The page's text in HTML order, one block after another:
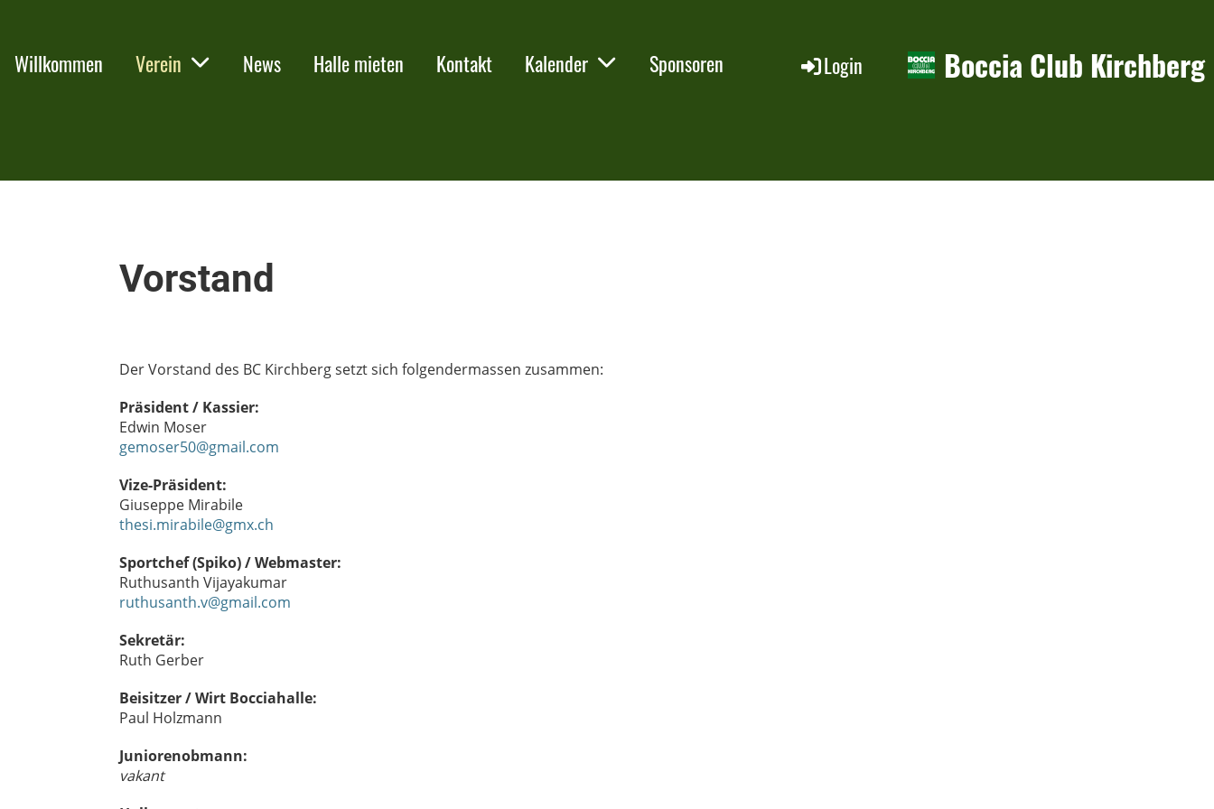
Willkommen Verein News Halle mieten Kontakt Kalender Sponsoren Login Boccia Club Kirchberg
Vorstand
Der Vorstand des BC Kirchberg setzt sich folgendermassen zusammen:
Präsident / Kassier:
Edwin Moser
gemoser50@gmail.com
Vize-Präsident:
Giuseppe Mirabile
thesi.mirabile@gmx.ch
Sportchef (Spiko) / Webmaster:
Ruthusanth Vijayakumar
ruthusanth.v@gmail.com
Sekretär:
Ruth Gerber
Beisitzer / Wirt Bocciahalle:
Paul Holzmann
Juniorenobmann:
vakant